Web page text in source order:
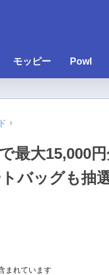
モッピー Powl
最大15,000
バッグも抽
まれています